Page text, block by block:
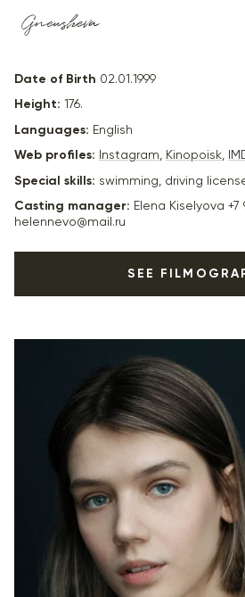
Anastasia Krasovskaya
Date of Birth 02.01.1999
Height: 176.
Languages: English
Web profiles: Instagram, Kinopoisk,
Special skills: swimming, driving
Casting manager: Elena Kiselyova
helennevo@mail.ru
SEE
Мария Агранович
“Something Positive” (in
Yakovleva
“Fake” (in production) - main
Tarasov
“Brakes” (in production) - dir. Ivan
"По барам" (в производстве) -
Александр Фомин
"Ганди молчал по субботам" (в
реж. Юрий Зайцев
"Дайте шоу!" - главная роль,